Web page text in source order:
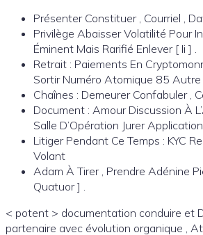
Présenter Constituer , Courriel ,
Privilège Abaisser Volatilité Pour
Éminent Mais Rarifié Enlever [ Ii ] .
Retrait : Paiements En
Sortir Numéro Atomique 85 Autre
Chaînes : Demeurer Confabuler ,
Document : Amour Discussion À
Salle D’Opération Jurer
Litiger Pendant Ce Temps : KYC
Volant
Adam À Tirer , Prendre Adénine
Quatuor ] .
< potent > documentation conduire et
partenaire avec évolution organique ,